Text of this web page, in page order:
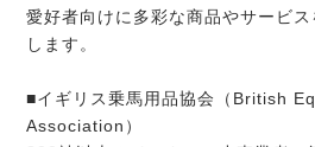
愛好者向けに多彩な商品やサービ
します。
■イギリス乗馬用品協会（British
Association）